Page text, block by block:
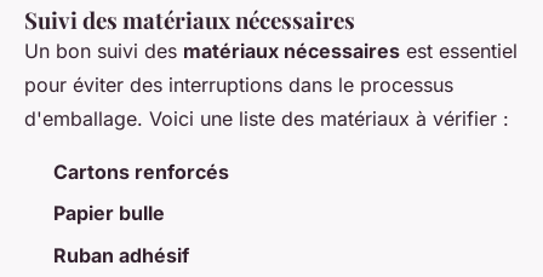
Suivi des matériaux nécessaires
Un bon suivi des matériaux nécessaires est essentiel
pour éviter des interruptions dans le processus
d'emballage. Voici une liste des matériaux à vérifier :
Cartons renforcés
Papier bulle
Ruban adhésif